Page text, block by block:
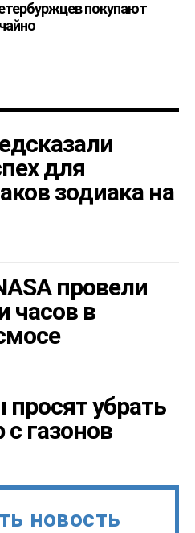
покупают
для
зодиака на
провели
часов в
убрать
газонов
новость